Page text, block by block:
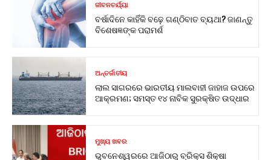
ଜୀବନଚର୍ଯ୍ୟା
ବର୍ଷାଦିନେ କାହିଁକି ବଢ଼େ ଗଣ୍ଠିବାତ ବ୍ୟଥା? ଜାଣନ୍ତୁ
ବିଶେଷଜ୍ଞଙ୍କ ପରାମର୍ଶ
ଅନ୍ତର୍ଜାତୀୟ
ଲାଲ ସାଗରରେ ଭାରତୀୟ ମାଲବାହୀ ଜାହାଜ ଉପରେ
ଆକ୍ରମଣ; ସମସ୍ତ ୧୪ ନାବିକ ସୁରକ୍ଷିତ ଉଦ୍ଧାର
ମୁଖ୍ୟ ଖବର
ଭୁବନେଶ୍ୱରରେ ଆଜିଠାରୁ ବ୍ରିକ୍ସ ଶିକ୍ଷା